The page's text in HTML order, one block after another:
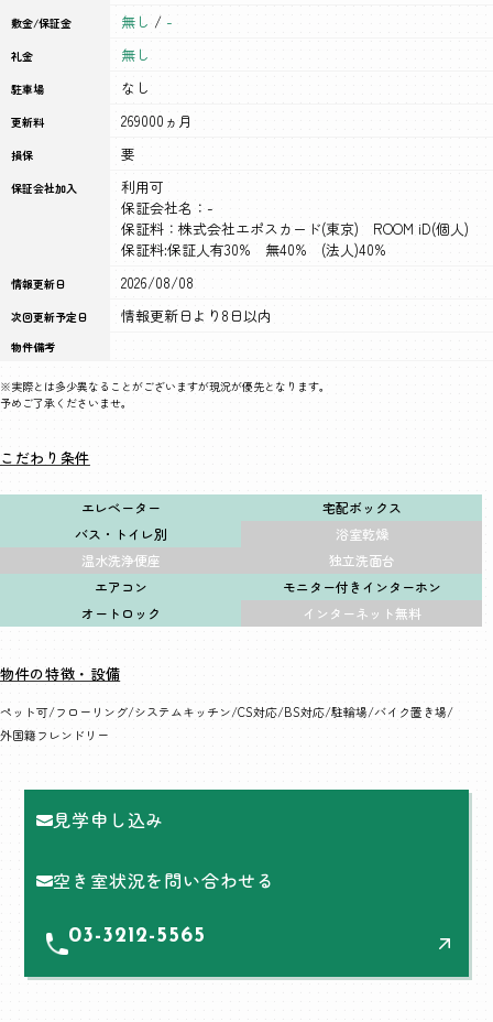
※実際とは多少異なることがございますが現況が優先となります。
予めご了承くださいませ。
敷金/保証金 無し / -
礼金 無し
駐車場 なし
更新料 269000ヵ月
損保 要
保証会社加入
利用可
保証会社名：-
保証料：株式会社エポスカード(東京) ROOM iD(個人)
保証料:保証人有30% 無40% (法人)40%
情報更新日 2026/08/08
次回更新予定日 情報更新日より8日以内
物件備考
こだわり条件
エレベーター
宅配ボックス
バス・トイレ別
浴室乾燥
温水洗浄便座
独立洗面台
エアコン
モニター付きインターホン
オートロック
インターネット無料
物件の特徴・設備
ペット可 フローリング システムキッチン CS対応 BS対応 駐輪場 バイク置き場
外国籍フレンドリー
見学申し込み
空き室状況を問い合わせる
03-3212-5565